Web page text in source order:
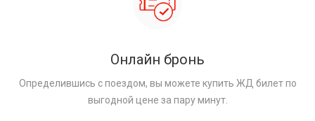
Онлайн бронь
Определившись с поездом, вы можете купить ЖД билет по
выгодной цене за пару минут.